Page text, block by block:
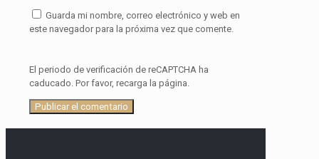
Guarda mi nombre, correo electrónico y web en
este navegador para la próxima vez que comente.
El periodo de verificación de reCAPTCHA ha
caducado. Por favor, recarga la página.